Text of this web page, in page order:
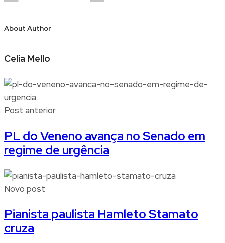
About Author
Celia Mello
Post anterior
PL do Veneno avança no Senado em
regime de urgência
Novo post
Pianista paulista Hamleto Stamato
cruza